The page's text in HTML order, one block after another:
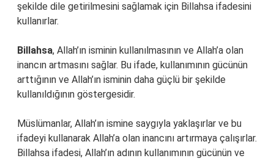
şekilde dile getirilmesini sağlamak için Billahsa ifadesini
kullanırlar.
Billahsa, Allah’ın isminin kullanılmasının ve Allah’a olan
inancın artmasını sağlar. Bu ifade, kullanımının gücünün
arttığının ve Allah’ın isminin daha güçlü bir şekilde
kullanıldığının göstergesidir.
Müslümanlar, Allah’ın ismine saygıyla yaklaşırlar ve bu
ifadeyi kullanarak Allah’a olan inancını artırmaya çalışırlar.
Billahsa ifadesi, Allah’ın adının kullanımının gücünün ve